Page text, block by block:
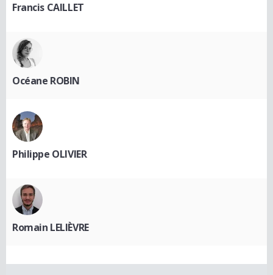
Francis CAILLET
Océane ROBIN
Philippe OLIVIER
Romain LELIÈVRE